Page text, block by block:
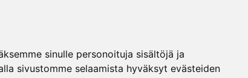
sinulle personoituja sisältöjä ja
sivustomme selaamista hyväksyt evästeiden